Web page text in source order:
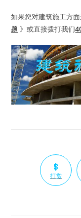
如果您对建筑施工方
题 》或直接拨打我们
打赏